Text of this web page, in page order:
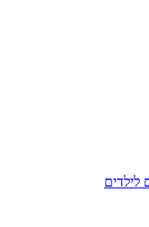
לילדים